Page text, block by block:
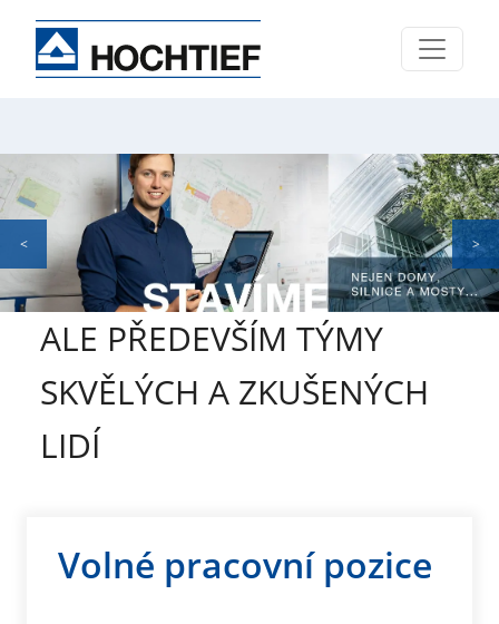
ALE PŘEDEVŠÍM TÝMY
SKVĚLÝCH A ZKUŠENÝCH
LIDÍ
Volné pracovní pozice